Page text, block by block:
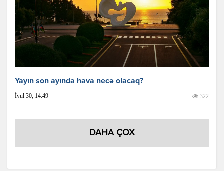
Yayın son ayında hava necə olacaq?
İyul 30, 14:49 322
DAHA ÇOX